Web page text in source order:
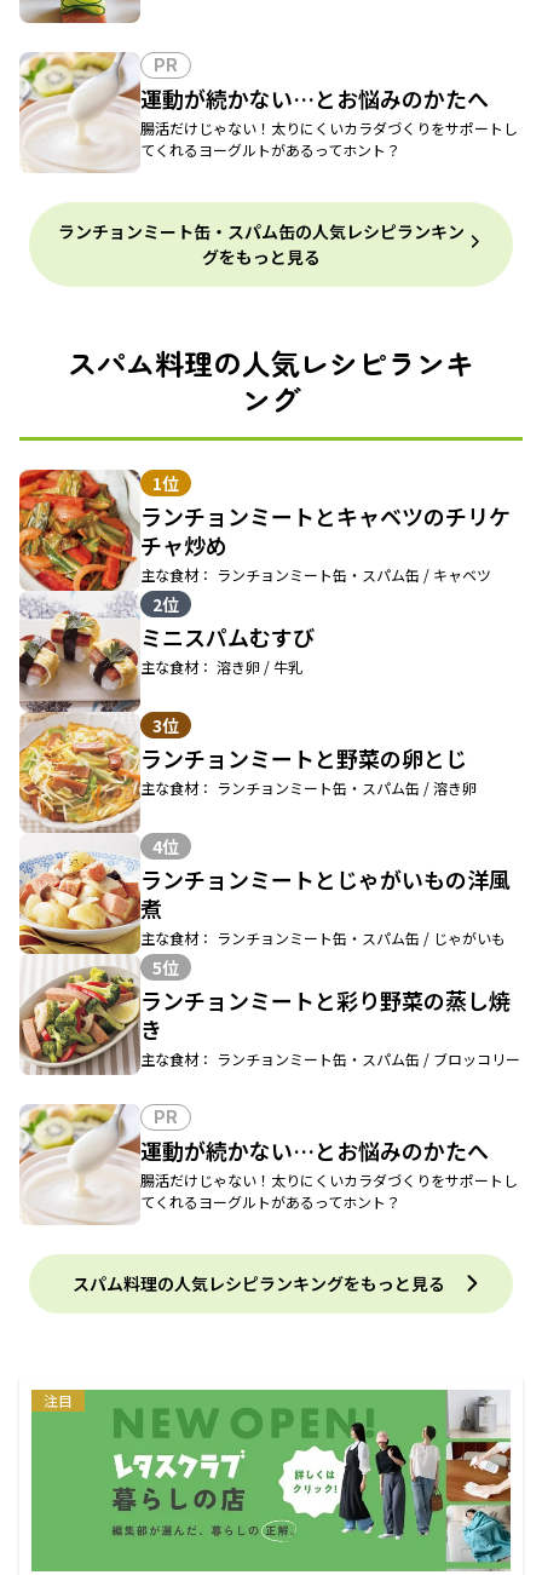
PR
運動が続かない…とお悩みのかたへ
腸活だけじゃない！太りにくいカラダづくりをサポートし
てくれるヨーグルトがあるってホント？
ランチョンミート缶・スパム缶の人気レシピランキン
グをもっと見る
スパム料理の人気レシピランキ
ング
1位
ランチョンミートとキャベツのチリケ
チャ炒め
主な食材： ランチョンミート缶・スパム缶 / キャベツ
2位
ミニスパムむすび
主な食材： 溶き卵 / 牛乳
3位
ランチョンミートと野菜の卵とじ
主な食材： ランチョンミート缶・スパム缶 / 溶き卵
4位
ランチョンミートとじゃがいもの洋風
煮
主な食材： ランチョンミート缶・スパム缶 / じゃがいも
5位
ランチョンミートと彩り野菜の蒸し焼
き
主な食材： ランチョンミート缶・スパム缶 / ブロッコリー
PR
運動が続かない…とお悩みのかたへ
腸活だけじゃない！太りにくいカラダづくりをサポートし
てくれるヨーグルトがあるってホント？
スパム料理の人気レシピランキングをもっと見る
注目